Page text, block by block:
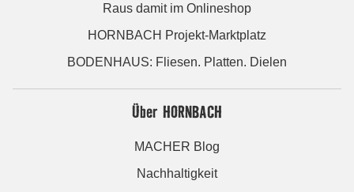
Raus damit im Onlineshop
HORNBACH Projekt-Marktplatz
BODENHAUS: Fliesen. Platten. Dielen
Über HORNBACH
MACHER Blog
Nachhaltigkeit